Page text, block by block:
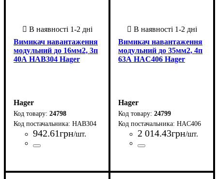
Вимикач навантаження
модульний до 16мм2, 3п
40А HAB304 Hager
Hager
24798
HAB304
942.61грн/шт.
Вимикач навантаження
модульний до 35мм2, 4п
63А HAC406 Hager
Hager
24799
HAC406
2 014.43грн/шт.